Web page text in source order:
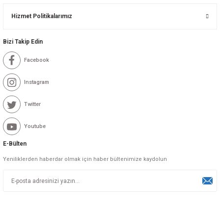
Hizmet Politikalarımız
Bizi Takip Edin
Facebook
Instagram
Twitter
Youtube
E-Bülten
Yeniliklerden haberdar olmak için haber bültenimize kaydolun